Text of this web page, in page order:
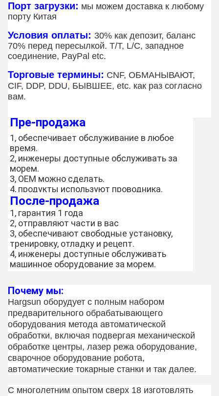
Порт загрузки: мы можем доставка к любому
порту Китая
Условия оплаты: 30% как депозит, баланс
70% перед пересылкой. T/T, L/C, западное
соединение, PayPal etc.
Торговые термины: CNF, ОБМАНЫВАЮТ,
CIF, DDP, DDU, БЫВШЕЕ, etc. как раз согласно
вам.
Пре-продажа
1, обеспечивает обслуживание в любое
время.
2, инженеры доступные обслуживать за
морем.
3, OEM можно сделать.
4, продукты используют проводника.
После-продажа
1, гарантия 1 года
2, отправляют части в вас
3, обеспечивают свободные установку,
тренировку, отладку и рецепт.
4, инженеры доступные обслуживать
машинное оборудование за морем.
Почему мы:
Hargsun оборудует с полным набором
предварительного обрабатывающего
оборудования метода автоматической
обработки, включая подвергая механической
обработке центры, лазер режа оборудование,
сварочное оборудование робота,
автоматические токарные станки и так далее.
С многолетним опытом сверх 18 изготовлять